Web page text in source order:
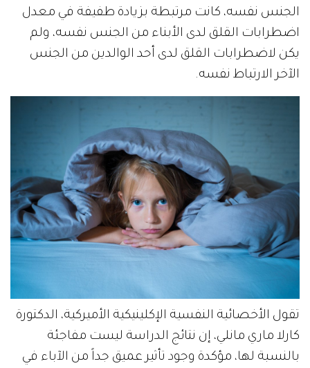
الجنس نفسه، كانت مرتبطة بزيادة طفيفة في معدل
اضطرابات القلق لدى الأبناء من الجنس نفسه، ولم
يكن لاضطرابات القلق لدى أحد الوالدين من الجنس
الآخر الارتباط نفسه.
تقول الأخصائية النفسية الإكلينيكية الأميركية، الدكتورة
كارلا ماري مانلي، إن نتائج الدراسة ليست مفاجئة
بالنسبة لها، مؤكدة وجود تأثير عميق جداً من الآباء في